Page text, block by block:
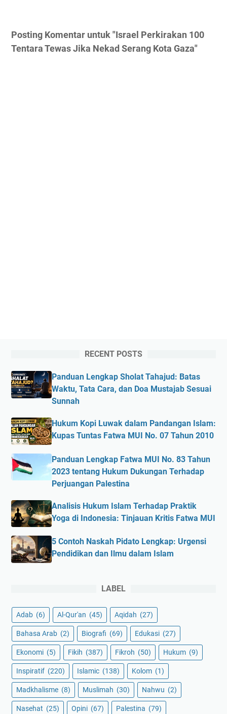
Posting Komentar untuk "Israel Perkirakan 100
Tentara Tewas Jika Nekad Serang Kota Gaza"
RECENT POSTS
Panduan Lengkap Sholat Tahajud: Batas
Waktu, Tata Cara, dan Doa Mustajab Sesuai
Sunnah
Hukum Kopi Luwak dalam Pandangan Islam:
Kupas Tuntas Fatwa MUI No. 07 Tahun 2010
Panduan Lengkap Fatwa MUI No. 83 Tahun
2023 tentang Hukum Dukungan Terhadap
Perjuangan Palestina
Analisis Hukum Islam Terhadap Praktik
Yoga di Indonesia: Tinjauan Kritis Fatwa MUI
5 Contoh Naskah Pidato Lengkap: Urgensi
Pendidikan dan Ilmu dalam Islam
LABEL
Adab (6) Al-Qur'an (45) Aqidah (27)
Bahasa Arab (2) Biografi (69) Edukasi (27)
Ekonomi (5) Fikih (387) Fikroh (50) Hukum (9)
Inspiratif (220) Islamic (138) Kolom (1)
Madkhalisme (8) Muslimah (30) Nahwu (2)
Nasehat (25) Opini (67) Palestina (79)